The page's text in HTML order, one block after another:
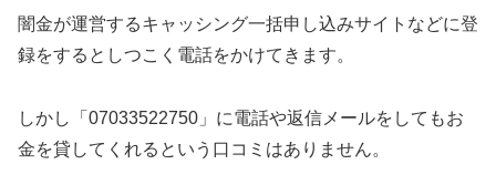
闇金が運営するキャッシング一括申し込みサイトなどに登
録をするとしつこく電話をかけてきます。
しかし「07033522750」に電話や返信メールをしてもお
金を貸してくれるという口コミはありません。